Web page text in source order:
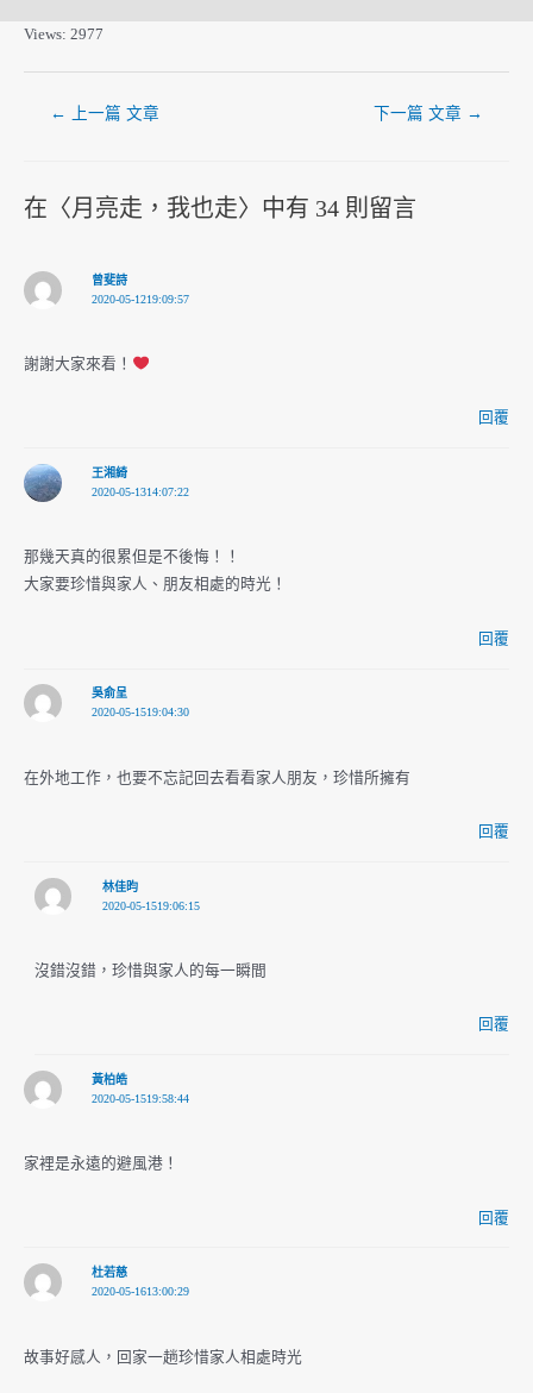
Views: 2977
← 上一篇 文章 下一篇 文章 →
在〈月亮走，我也走〉中有 34 則留言
曾斐詩
2020-05-1219:09:57
謝謝大家來看！
回覆
王湘綺
2020-05-1314:07:22
那幾天真的很累但是不後悔！！
大家要珍惜與家人、朋友相處的時光！
回覆
吳俞呈
2020-05-1519:04:30
在外地工作，也要不忘記回去看看家人朋友，珍惜所擁有
回覆
林佳昀
2020-05-1519:06:15
沒錯沒錯，珍惜與家人的每一瞬間
回覆
黃柏皓
2020-05-1519:58:44
家裡是永遠的避風港！
回覆
杜若慈
2020-05-1613:00:29
故事好感人，回家一趟珍惜家人相處時光